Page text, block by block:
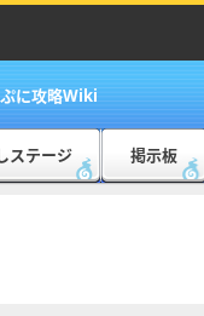
に攻略Wiki
ステージ 掲示板